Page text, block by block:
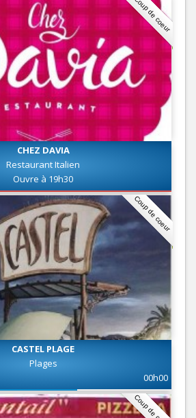
Coup de coeur
CHEZ DAVIA
Restaurant Italien
Ouvre à 19h30
Coup de coeur
CASTEL PLAGE
Plages
00h00